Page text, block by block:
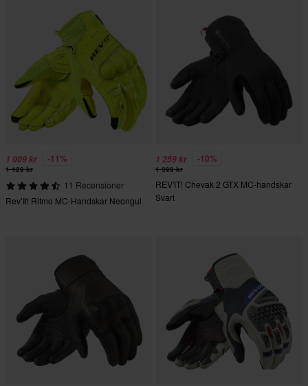
1 009 kr -11%
1 129 kr
11 Recensioner
Rev’It! Ritmo MC-Handskar Neongul
1 259 kr -10%
1 399 kr
REV'IT! Chevak 2 GTX MC-handskar
Svart